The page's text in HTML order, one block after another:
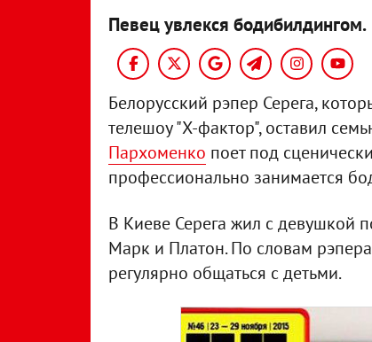
Певец увлекся бодибилдингом.
Белорусский рэпер Серега,
телешоу "Х-фактор", оставил
Пархоменко поет под
профессионально занимается
В Киеве Серега жил с девушкой
Марк и Платон. По словам
регулярно общаться с детьми.